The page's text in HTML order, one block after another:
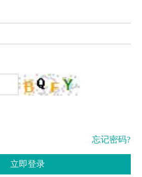
忘记密码?
立即登录